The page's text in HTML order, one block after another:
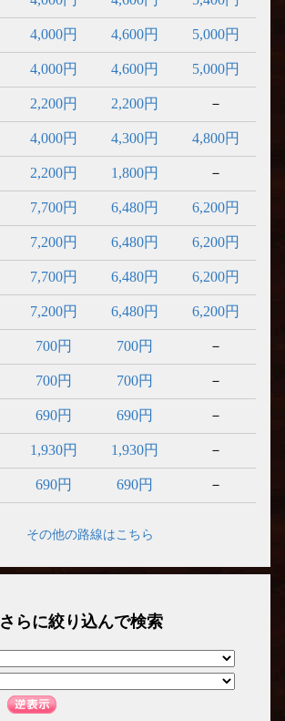
4,000円 4,600円 5,000円
4,000円 4,600円 5,000円
2,200円 2,200円 －
4,000円 4,300円 4,800円
2,200円 1,800円 －
7,700円 6,480円 6,200円
7,200円 6,480円 6,200円
7,700円 6,480円 6,200円
7,200円 6,480円 6,200円
700円 700円 －
700円 700円 －
690円 690円 －
1,930円 1,930円 －
690円 690円 －
その他の路線はこちら
さらに絞り込んで検索